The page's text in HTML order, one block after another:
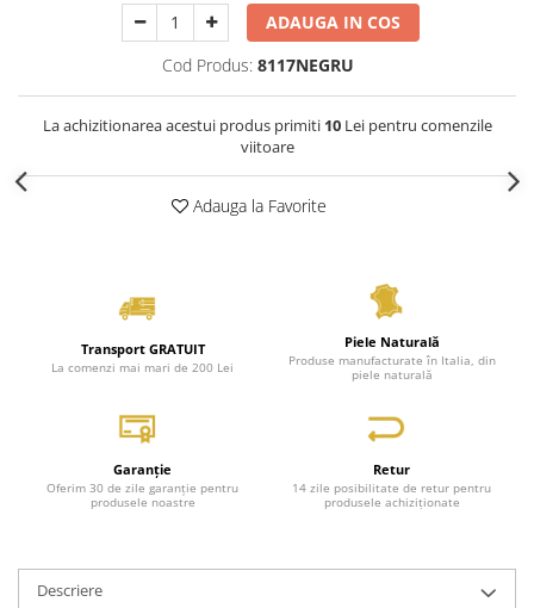
ADAUGA IN COS
Cod Produs: 8117NEGRU
La achizitionarea acestui produs primiti 10Lei pentru comenzile
viitoare
Adauga la Favorite
Transport GRATUIT
La comenzi mai mari de 200 Lei
Piele Naturală
Produse manufacturate în Italia, din
piele naturală
Garanție
Oferim 30 de zile garanție pentru
produsele noastre
Retur
14 zile posibilitate de retur pentru
produsele achiziționate
Descriere